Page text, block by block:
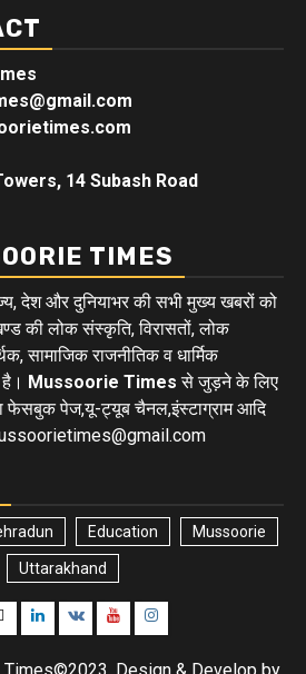
14 Subash Road
TIMES
देश और दुनियाभर की सभी मुख्य खबरों को
की लोक संस्कृति, विरासतों, लोक
सामाजिक राजनीतिक व धार्मिक
Mussoorie Times से जुड़ने के लिए
फेसबुक पेज,यू-ट्यूब चैनल,इंस्टाग्राम आदि
Education Mussoorie
Uttarakhand
Linkedin
VK YoutubeInstagram